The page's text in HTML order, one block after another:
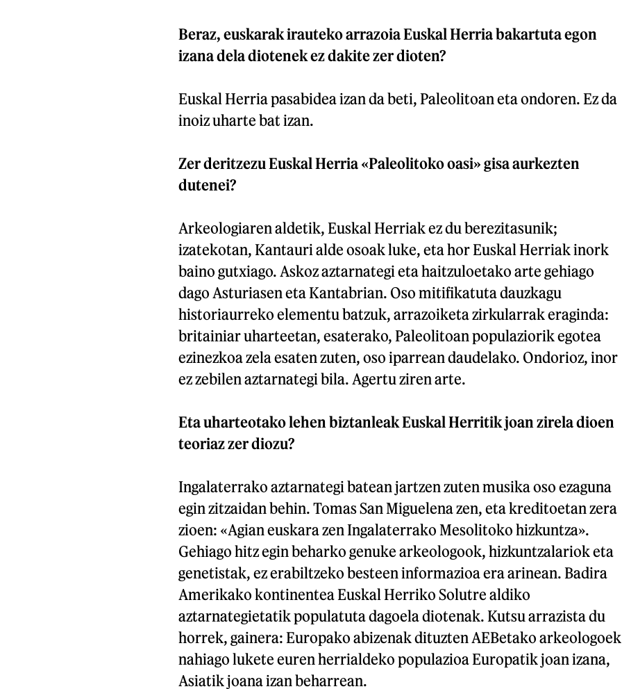
Beraz, euskarak irauteko arrazoia Euskal Herria bakartuta egon
izana dela diotenek ez dakite zer dioten?
Euskal Herria pasabidea izan da beti, Paleolitoan eta ondoren. Ez da
inoiz uharte bat izan.
Zer deritzezu Euskal Herria «Paleolitoko oasi» gisa aurkezten
dutenei?
Arkeologiaren aldetik, Euskal Herriak ez du berezitasunik;
izatekotan, Kantauri alde osoak luke, eta hor Euskal Herriak inork
baino gutxiago. Askoz aztarnategi eta haitzuloetako arte gehiago
dago Asturiasen eta Kantabrian. Oso mitifikatuta dauzkagu
historiaurreko elementu batzuk, arrazoiketa zirkularrak eraginda:
britainiar uharteetan, esaterako, Paleolitoan populaziorik egotea
ezinezkoa zela esaten zuten, oso iparrean daudelako. Ondorioz, inor
ez zebilen aztarnategi bila. Agertu ziren arte.
Eta uharteotako lehen biztanleak Euskal Herritik joan zirela dioen
teoriaz zer diozu?
Ingalaterrako aztarnategi batean jartzen zuten musika oso ezaguna
egin zitzaidan behin. Tomas San Miguelena zen, eta kreditoetan zera
zioen: «Agian euskara zen Ingalaterrako Mesolitoko hizkuntza».
Gehiago hitz egin beharko genuke arkeologook, hizkuntzalariok eta
genetistak, ez erabiltzeko besteen informazioa era arinean. Badira
Amerikako kontinentea Euskal Herriko Solutre aldiko
aztarnategietatik populatuta dagoela diotenak. Kutsu arrazista du
horrek, gainera: Europako abizenak dituzten AEBetako arkeologoek
nahiago lukete euren herrialdeko populazioa Europatik joan izana,
Asiatik joana izan beharrean.